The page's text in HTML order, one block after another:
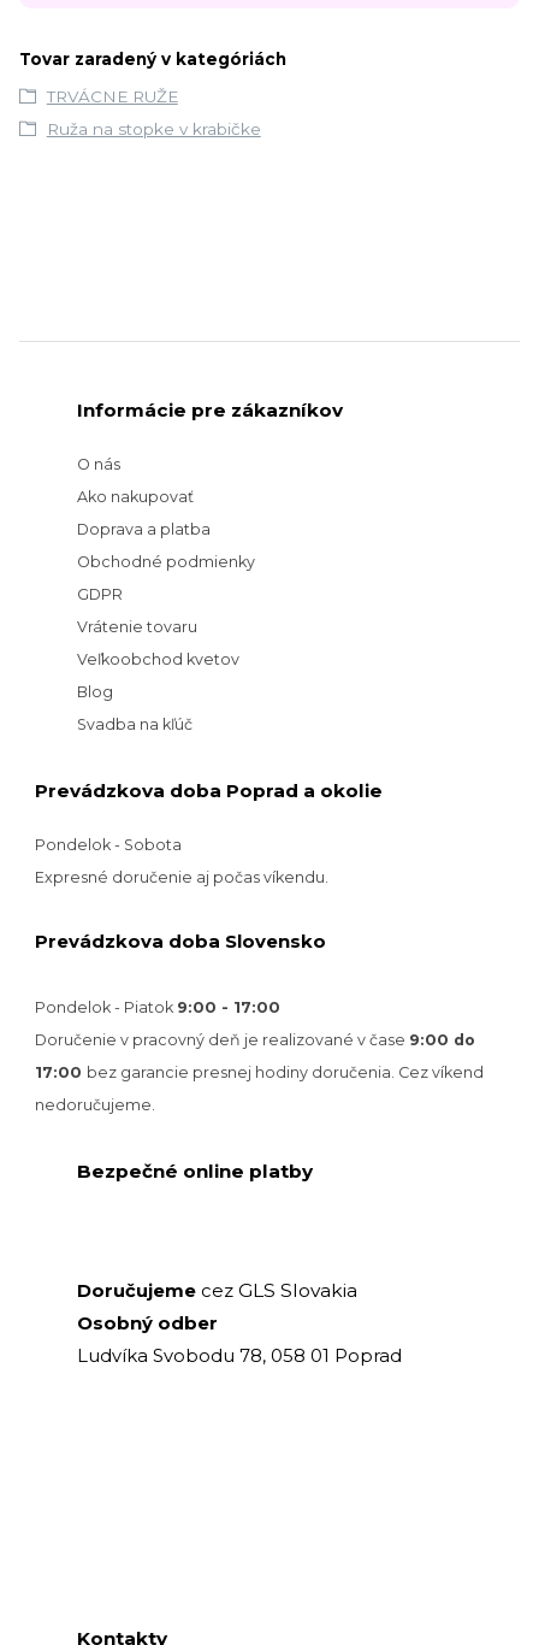
Tovar zaradený v kategóriách
TRVÁCNE RUŽE
Ruža na stopke v krabičke
Informácie pre zákazníkov
O nás
Ako nakupovať
Doprava a platba
Obchodné podmienky
GDPR
Vrátenie tovaru
Veľkoobchod kvetov
Blog
Svadba na kľúč
Prevádzkova doba Poprad a okolie
Pondelok - Sobota
Expresné doručenie aj počas víkendu.
Prevádzkova doba Slovensko
Pondelok - Piatok 9:00 - 17:00
Doručenie v pracovný deň je realizované v čase 9:00 do
17:00 bez garancie presnej hodiny doručenia. Cez víkend
nedoručujeme.
Bezpečné online platby
Doručujeme cez GLS Slovakia
Osobný odber
Ludvíka Svobodu 78, 058 01 Poprad
Kontakty